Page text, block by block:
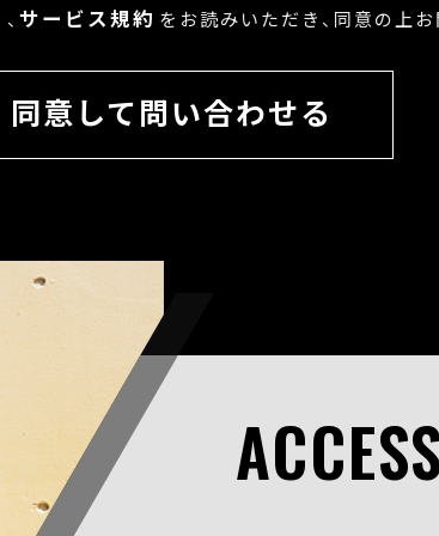
、 サービス規約 をお読みいただき、 同意の上お
同意して問い合わせる
ACCESS